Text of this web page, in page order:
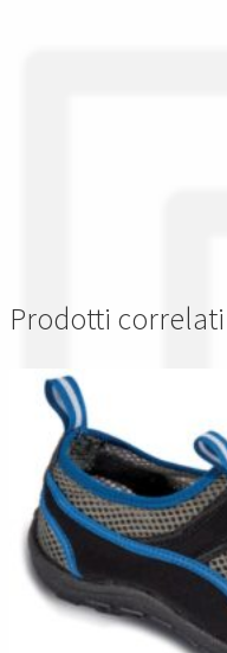
Prodotti correlati